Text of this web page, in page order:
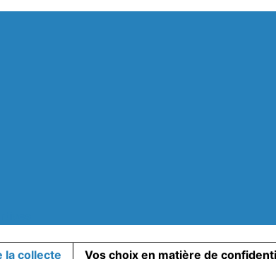
la collecte Vos choix en matière de